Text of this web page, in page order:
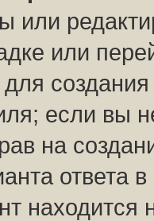
или
или
если вы
на
ответа
находится